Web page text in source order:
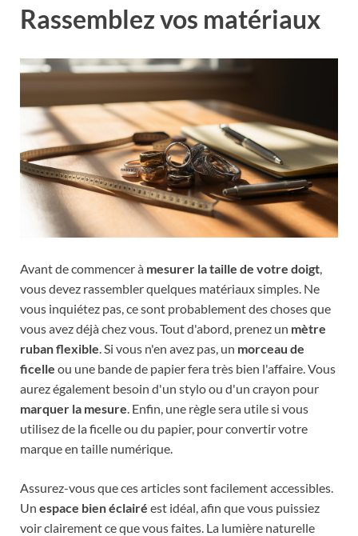
Rassemblez vos matériaux
Avant de commencer à mesurer la taille de votre doigt
vous devez rassembler quelques matériaux simples. Ne
vous inquiétez pas, ce sont probablement des choses que
vous avez déjà chez vous. Tout d'abord, prenez un mètre
ruban flexible . Si vous n'en avez pas, un morceau de
ficelle ou une bande de papier fera très bien l'affaire. Vous
aurez également besoin d'un stylo ou d'un crayon pour
marquer la mesure . Enfin, une règle sera utile si vous
utilisez de la ficelle ou du papier, pour convertir votre
marque en taille numérique.
Assurez-vous que ces articles sont facilement accessibles.
Un espace bien éclairé est idéal, afin que vous puissiez
voir clairement ce que vous faites. La lumière naturelle